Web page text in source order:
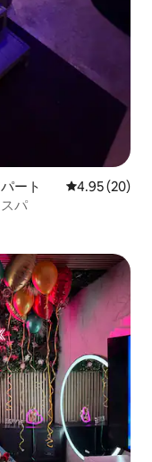
ート レビュー20
4.95 (20)
パ